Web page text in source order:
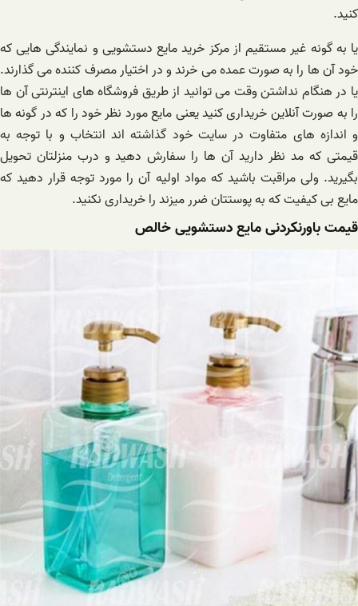
کنید.
یا به گونه غیر مستقیم از مرکز خرید مایع دستشویی و نمایندگی هایی که
خود آن ها را به صورت عمده می خرند و در اختیار مصرف کننده می گذارند.
یا در هنگام نداشتن وقت می توانید از طریق فروشگاه های اینترنتی آن ها
را به صورت آنلاین خریداری کنید یعنی مایع مورد نظر خود را که در گونه ها
و اندازه های متفاوت در سایت خود گذاشته اند انتخاب و با توجه به
قیمتی که مد نظر دارید آن ها را سفارش دهید و درب منزلتان تحویل
بگیرید. ولی مراقبت باشید که مواد اولیه آن را مورد توجه قرار دهید که
مایع بی کیفیت که به پوستتان ضرر میزند را خریداری نکنید.
قیمت باورنکردنی مایع دستشویی خالص